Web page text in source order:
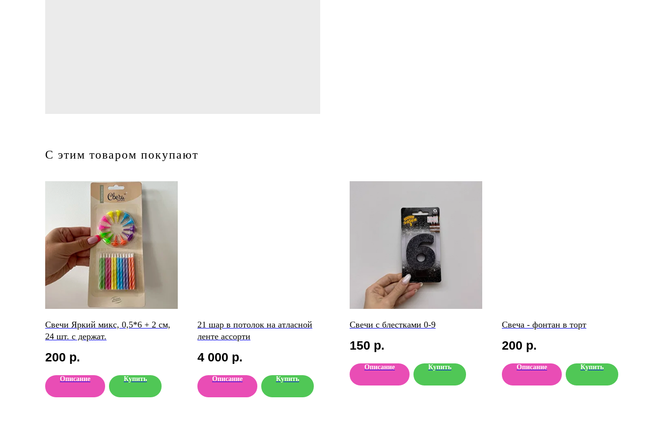
С этим товаром покупают
Свечи Яркий микс, 0,5*6 + 2 см,
24 шт. с держат.
200 р.
Описание Купить
21 шар в потолок на атласной
ленте ассорти
4 000 р.
Описание Купить
Свечи с блестками 0-9
150 р.
Описание Купить
Свеча - фонтан в торт
200 р.
Описание Купить